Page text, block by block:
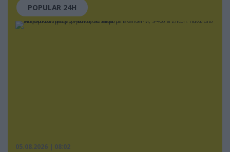
POPULAR 24H
05.08.2026 | 08:02